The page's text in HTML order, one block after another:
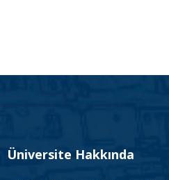
Üniversite Hakkında